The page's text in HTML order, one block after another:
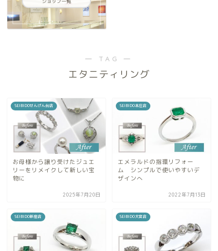
― TAG ―
エタニティリング
SEIBIDOせんげん台店
お母様から譲り受けたジュエ
リーをリメイクして新しい宝
物に
2025年7月20日
SEIBIDO本庄店
エメラルドの指環リフォー
ム シンプルで使いやすいデ
ザインへ
2022年7月13日
SEIBIDO新座店 SEIBIDO大宮店